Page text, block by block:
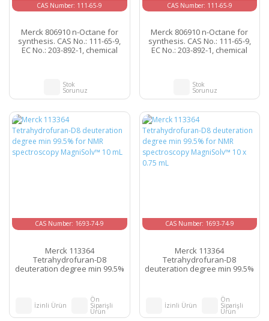
CAS Number: 111-65-9
Merck 806910 n-Octane for
synthesis. CAS No.: 111-65-9,
EC No.: 203-892-1, chemical
Stok
Sorunuz
CAS Number: 111-65-9
Merck 806910 n-Octane for
synthesis. CAS No.: 111-65-9,
EC No.: 203-892-1, chemical
Stok
Sorunuz
CAS Number: 1693-74-9
Merck 113364
Tetrahydrofuran-D8
deuteration degree min 99.5%
İzinli Ürün
Ön
Siparişli
Ürün
CAS Number: 1693-74-9
Merck 113364
Tetrahydrofuran-D8
deuteration degree min 99.5%
İzinli Ürün
Ön
Siparişli
Ürün